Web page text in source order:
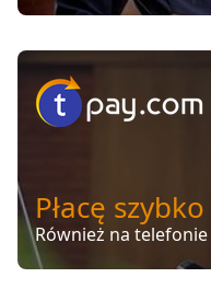
Płacę
Również na